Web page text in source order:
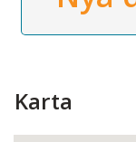
Karta